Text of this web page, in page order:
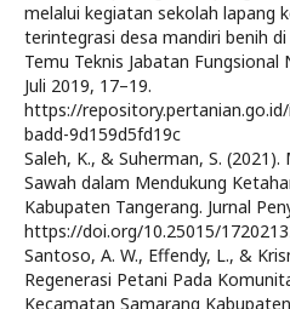
melalui kegiatan sekolah lapang
terintegrasi desa mandiri benih
Temu Teknis Jabatan
Juli 2019, 17–19.
https://
badd-9d159d5fd19c
Saleh, K., & Suherman, S.
Sawah dalam Mendukung
Kabupaten Tangerang. Jurnal
https://doi.org/10.25015/
Santoso, A. W., Effendy, L., &
Regenerasi Petani Pada
Kecamatan Samarang